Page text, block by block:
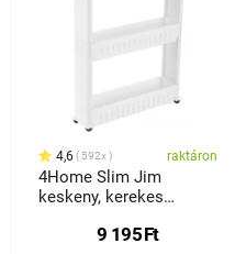
4,6 592x raktáron
4Home Slim Jim
keskeny, kerekes
9 195Ft